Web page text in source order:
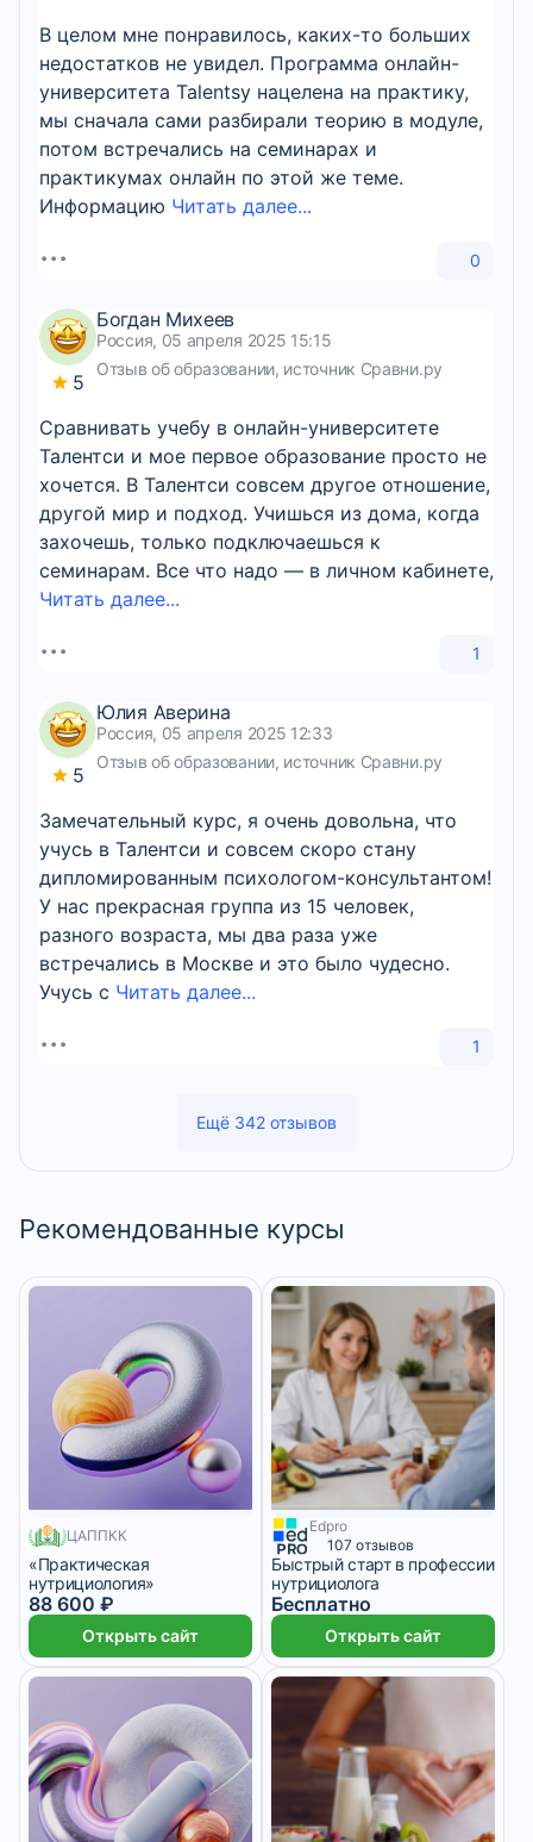
В целом мне понравилось, каких-то больших
недостатков не увидел. Программа онлайн-
университета Talentsy нацелена на практику,
мы сначала сами разбирали теорию в модуле,
потом встречались на семинарах и
практикумах онлайн по этой же теме.
Информацию Читать далее...
0
5
Богдан Михеев
Россия, 05 апреля 2025 15:15
Отзыв об образовании, источник Сравни.ру
Сравнивать учебу в онлайн-университете
Талентси и мое первое образование просто не
хочется. В Талентси совсем другое отношение,
другой мир и подход. Учишься из дома, когда
захочешь, только подключаешься к
семинарам. Все что надо — в личном кабинете,
Читать далее...
1
5
Юлия Аверина
Россия, 05 апреля 2025 12:33
Отзыв об образовании, источник Сравни.ру
Замечательный курс, я очень довольна, что
учусь в Талентси и совсем скоро стану
дипломированным психологом-консультантом!
У нас прекрасная группа из 15 человек,
разного возраста, мы два раза уже
встречались в Москве и это было чудесно.
Учусь с Читать далее...
1
Ещё 342 отзывов
Рекомендованные курсы
1260 месяцев
ЦАППКК
«Практическая
нутрициология»
88 600 ₽
Открыть сайт
Edpro
107 отзывов
Быстрый старт в профессии
нутрициолога
Бесплатно
Открыть сайт